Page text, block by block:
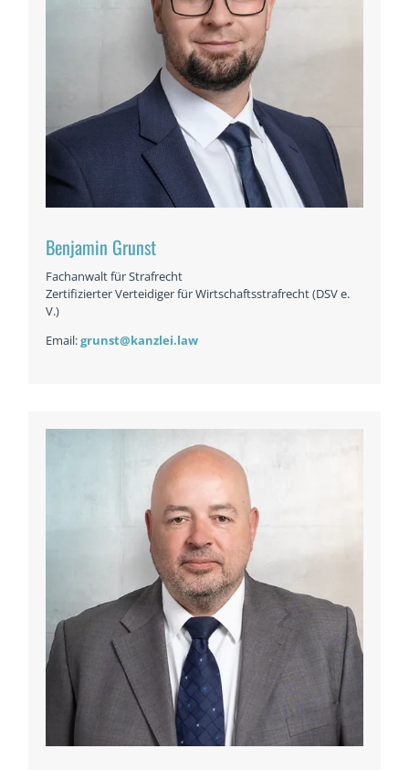
Benjamin Grunst
Fachanwalt für Strafrecht
Zertifizierter Verteidiger für Wirtschaftsstrafrecht (DSV e.
V.)
Email:grunst@kanzlei.law